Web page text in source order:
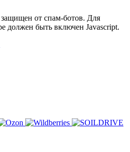
от спам-ботов. Для